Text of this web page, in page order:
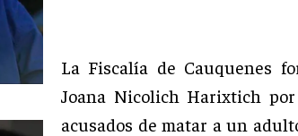
La Fiscalía de Cauquenes
Joana Nicolich Harixtich
acusados de matar a un